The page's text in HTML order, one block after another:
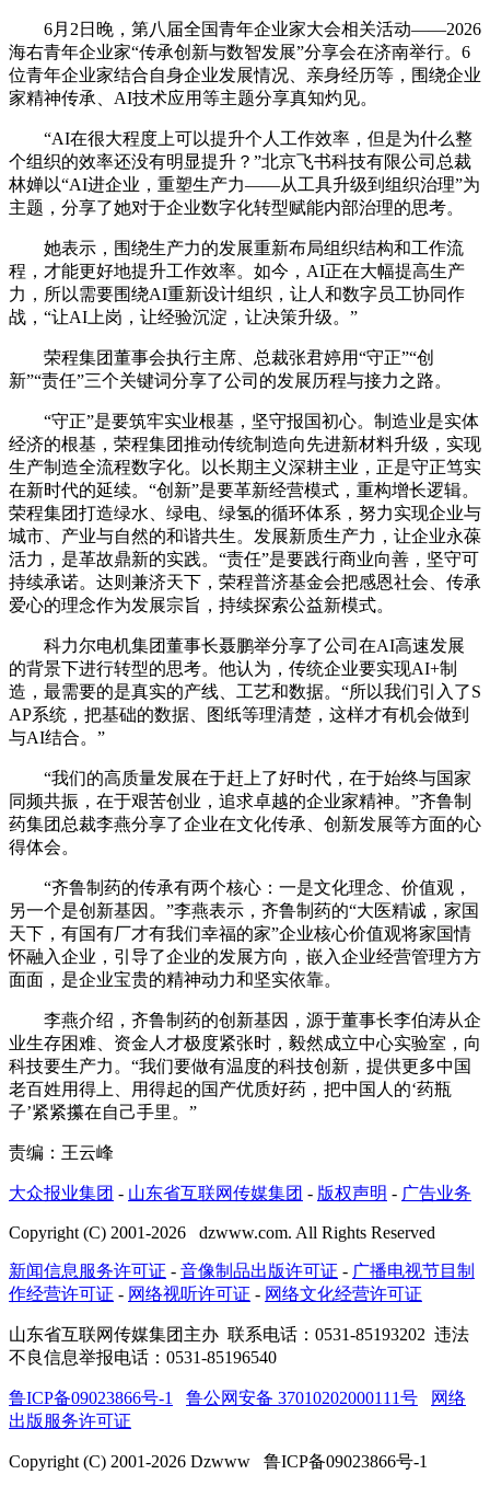
6月2日晚，第八届全国青年企业家大会相关活动——2026
海右青年企业家“传承创新与数智发展”分享会在济南举行。6
位青年企业家结合自身企业发展情况、亲身经历等，围绕企业
家精神传承、AI技术应用等主题分享真知灼见。
“AI在很大程度上可以提升个人工作效率，但是为什么整
个组织的效率还没有明显提升？”北京飞书科技有限公司总裁
林婵以“AI进企业，重塑生产力——从工具升级到组织治理”为
主题，分享了她对于企业数字化转型赋能内部治理的思考。
她表示，围绕生产力的发展重新布局组织结构和工作流
程，才能更好地提升工作效率。如今，AI正在大幅提高生产
力，所以需要围绕AI重新设计组织，让人和数字员工协同作
战，“让AI上岗，让经验沉淀，让决策升级。”
荣程集团董事会执行主席、总裁张君婷用“守正”“创
新”“责任”三个关键词分享了公司的发展历程与接力之路。
“守正”是要筑牢实业根基，坚守报国初心。制造业是实体
经济的根基，荣程集团推动传统制造向先进新材料升级，实现
生产制造全流程数字化。以长期主义深耕主业，正是守正笃实
在新时代的延续。“创新”是要革新经营模式，重构增长逻辑。
荣程集团打造绿水、绿电、绿氢的循环体系，努力实现企业与
城市、产业与自然的和谐共生。发展新质生产力，让企业永葆
活力，是革故鼎新的实践。“责任”是要践行商业向善，坚守可
持续承诺。达则兼济天下，荣程普济基金会把感恩社会、传承
爱心的理念作为发展宗旨，持续探索公益新模式。
科力尔电机集团董事长聂鹏举分享了公司在AI高速发展
的背景下进行转型的思考。他认为，传统企业要实现AI+制
造，最需要的是真实的产线、工艺和数据。“所以我们引入了S
AP系统，把基础的数据、图纸等理清楚，这样才有机会做到
与AI结合。”
“我们的高质量发展在于赶上了好时代，在于始终与国家
同频共振，在于艰苦创业，追求卓越的企业家精神。”齐鲁制
药集团总裁李燕分享了企业在文化传承、创新发展等方面的心
得体会。
“齐鲁制药的传承有两个核心：一是文化理念、价值观，
另一个是创新基因。”李燕表示，齐鲁制药的“大医精诚，家国
天下，有国有厂才有我们幸福的家”企业核心价值观将家国情
怀融入企业，引导了企业的发展方向，嵌入企业经营管理方方
面面，是企业宝贵的精神动力和坚实依靠。
李燕介绍，齐鲁制药的创新基因，源于董事长李伯涛从企
业生存困难、资金人才极度紧张时，毅然成立中心实验室，向
科技要生产力。“我们要做有温度的科技创新，提供更多中国
老百姓用得上、用得起的国产优质好药，把中国人的‘药瓶
子’紧紧攥在自己手里。”
责编：王云峰
大众报业集团 - 山东省互联网传媒集团 - 版权声明 - 广告业务
Copyright (C) 2001-2026 dzwww.com. All Rights Reserved
新闻信息服务许可证 - 音像制品出版许可证 - 广播电视节目制
作经营许可证 - 网络视听许可证 - 网络文化经营许可证
山东省互联网传媒集团主办 联系电话：0531-85193202 违法
不良信息举报电话：0531-85196540
鲁ICP备09023866号-1 鲁公网安备 37010202000111号
网络
出版服务许可证
Copyright (C) 2001-2026 Dzwww 鲁ICP备09023866号-1